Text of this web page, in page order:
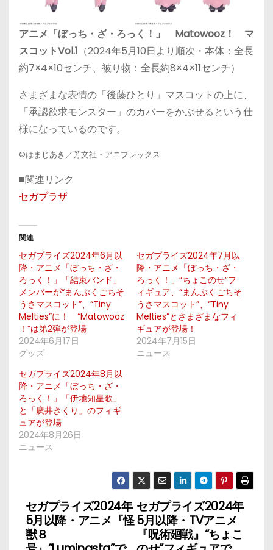
アニメ「ぼっち・ざ・ろっく！」 Matowooz！ マ
スコットVol.1 （2024年5月10日より順次・本体：全長
約7×4×10センチ、被り物：全長約8×4×11センチ）
さまざまな表情の「後藤ひとり」マスコットの上に、
「承認欲求モンスター」のカバーをかぶせるという仕
様になっているのです。
©はまじあき／芳文社・アニプレックス
■関連リンク
セガプラザ
関連
セガプライズ2024年6月以
降・アニメ「ぼっち・ざ・
ろっく！」「結束バンド」
メンバーが“まんぷくごちそ
うさマスコット”、“Tiny
Melties”に！ “Matowooz
！”は第2弾が登場
2024年6月17日
グッズ
セガプライズ2024年7月以
降・アニメ「ぼっち・ざ・
ろっく！」“ちょこのせ”フ
ィギュア、“まんぷくごちそ
うさマスコット”、“Tiny
Melties”とさまざまなフィ
ギュアが登場！
2024年7月15日
ニュース
セガプライズ2024年8月以
降・アニメ「ぼっち・ざ・
ろっく！」「伊地知星歌」
と「廣井きくり」のフィギ
ュアが登場
2024年8月26日
ニュース
投
稿
セガプライズ2024年
5月以降・TVアニメ
『呪術廻戦』“ちょこ
セガプライズ2024年
5月以降・アニメ『怪
獣８